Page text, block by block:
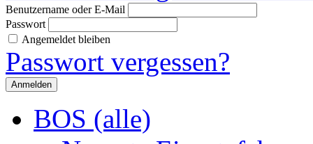
Benutzername oder E-Mail
Passwort
Angemeldet bleiben
Passwort vergessen?
BOS (alle)